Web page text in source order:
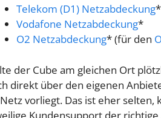
Telekom (D1) Netzabdeckung*
Vodafone Netzabdeckung*
O2 Netzabdeckung* (für den
der Cube am gleichen Ort
direkt über den eigenen
vorliegt. Das ist eher
Kundensupport der